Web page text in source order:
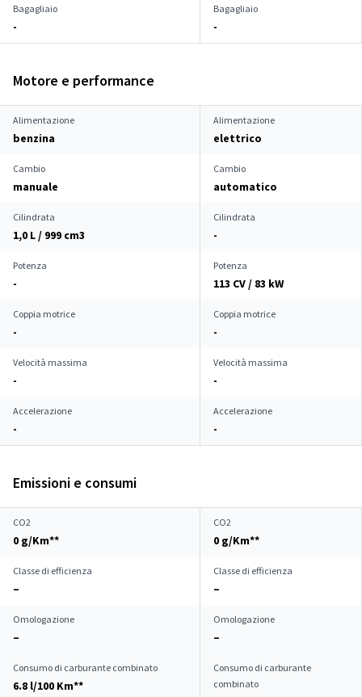
Bagagliaio
-
Bagagliaio
-
Motore e performance
Alimentazione
benzina
Alimentazione
elettrico
Cambio
manuale
Cambio
automatico
Cilindrata
1,0 L / 999 cm3
Cilindrata
-
Potenza
-
Potenza
113 CV / 83 kW
Coppia motrice
-
Coppia motrice
-
Velocità massima
-
Velocità massima
-
Accelerazione
-
Accelerazione
-
Emissioni e consumi
CO2
0 g/Km**
CO2
0 g/Km**
Classe di efficienza
–
Classe di efficienza
–
Omologazione
–
Omologazione
–
Consumo di carburante combinato
6.8 l/100 Km**
Consumo di carburante
combinato